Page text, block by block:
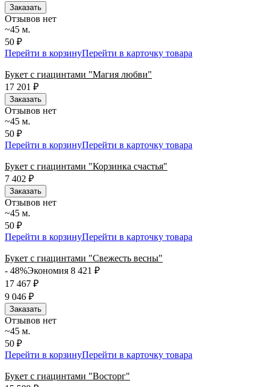
Заказать
Отзывов нет
~45 м.
50 ₽
Перейти в корзинуПерейти в карточку товара
Букет с гиацинтами "Магия любви"
17 201
₽
Заказать
Отзывов нет
~45 м.
50 ₽
Перейти в корзинуПерейти в карточку товара
Букет с гиацинтами "Корзинка счастья"
7 402 ₽
Заказать
Отзывов нет
~45 м.
50 ₽
Перейти в корзинуПерейти в карточку товара
Букет с гиацинтами "Свежесть весны"
- 48%Экономия 8 421 ₽
17 467 ₽
9 046 ₽
Заказать
Отзывов нет
~45 м.
50 ₽
Перейти в корзинуПерейти в карточку товара
Букет с гиацинтами "Восторг"